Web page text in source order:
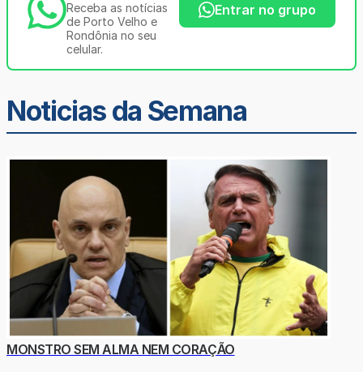
Receba as notícias
de Porto Velho e
Rondônia no seu
celular.
Entrar no grupo
Noticias da Semana
MONSTRO SEM ALMA NEM CORAÇÃO